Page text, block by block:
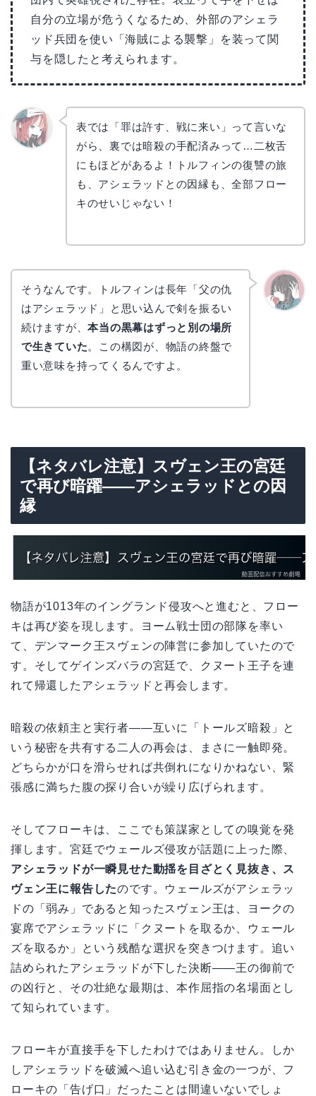
自分の立場が危うくなるため、外部のアシェラ
ッド兵団を使い「海賊による襲撃」を装って関
与を隠したと考えられます。
表では「罪は許す、戦に来い」って言いな
がら、裏では暗殺の手配済みって…二枚舌
にもほどがあるよ！トルフィンの復讐の旅
も、アシェラッドとの因縁も、全部フロー
キのせいじゃない！
そうなんです。トルフィンは長年「父の仇
はアシェラッド」と思い込んで剣を振るい
続けますが、本当の黒幕はずっと別の場所
で生きていた。この構図が、物語の終盤で
重い意味を持ってくるんですよ。
【ネタバレ注意】スヴェン王の宮廷
で再び暗躍——アシェラッドとの因
縁
物語が1013年のイングランド侵攻へと進むと、フロー
キは再び姿を現します。ヨーム戦士団の部隊を率い
て、デンマーク王スヴェンの陣営に参加していたので
す。そしてゲインズバラの宮廷で、クヌート王子を連
れて帰還したアシェラッドと再会します。
暗殺の依頼主と実行者——互いに「トールズ暗殺」と
いう秘密を共有する二人の再会は、まさに一触即発。
どちらかが口を滑らせれば共倒れになりかねない、緊
張感に満ちた腹の探り合いが繰り広げられます。
そしてフローキは、ここでも策謀家としての嗅覚を発
揮します。宮廷でウェールズ侵攻が話題に上った際、
アシェラッドが一瞬見せた動揺を目ざとく見抜き、ス
ヴェン王に報告したのです。ウェールズがアシェラッ
ドの「弱み」であると知ったスヴェン王は、ヨークの
宴席でアシェラッドに「クヌートを取るか、ウェール
ズを取るか」という残酷な選択を突きつけます。追い
詰められたアシェラッドが下した決断——王の御前で
の凶行と、その壮絶な最期は、本作屈指の名場面とし
て知られています。
フローキが直接手を下したわけではありません。しか
しアシェラッドを破滅へ追い込む引き金の一つが、フ
ローキの「告げ口」だったことは間違いないでしょ